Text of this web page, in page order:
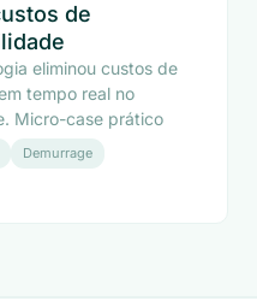
de
eliminou custos de
tempo real no
Micro-case prático
Demurrage